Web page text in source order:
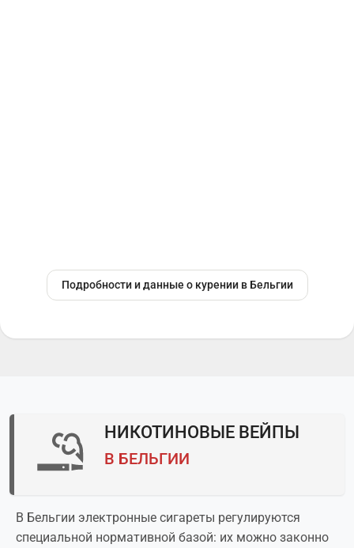
Подробности и данные о курении в Бельгии
НИКОТИНОВЫЕ ВЕЙПЫ
В БЕЛЬГИИ
В Бельгии электронные сигареты регулируются
специальной нормативной базой: их можно законно